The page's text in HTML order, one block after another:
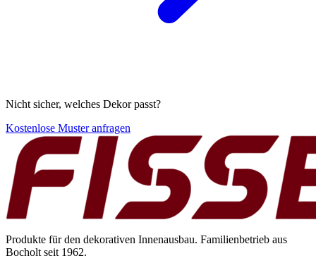
Nicht sicher, welches Dekor passt?
Kostenlose Muster anfragen
Produkte für den dekorativen Innenausbau. Familienbetrieb aus
Bocholt seit 1962.